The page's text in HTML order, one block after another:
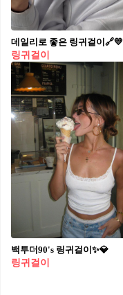
데일리로 좋은 링귀걸이🔗💛​
링귀걸이
백투더90's 링귀걸이✨💎​
링귀걸이